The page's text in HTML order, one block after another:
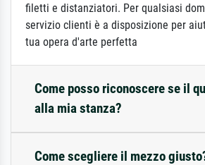
filetti e distanziatori. Per qualsiasi
servizio clienti è a disposizione per
tua opera d'arte perfetta
Come posso riconoscere se il
alla mia stanza?
Come scegliere il mezzo